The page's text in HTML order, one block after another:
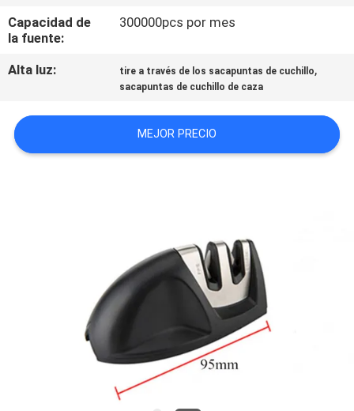
CONTACTA
CON
NOSOTROS
NOTICIAS
Capacidad de
la fuente:
300000pcs por mes
Alta luz: tire a través de los sacapuntas de cuchillo,
sacapuntas de cuchillo de caza
MEJOR PRECIO